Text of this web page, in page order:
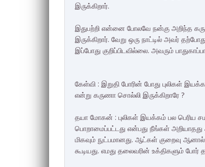
இருக்கிறார்.
இதுபற்றி என்னை போலவே நன்கு அறிந்த
இருக்கிறார். வேறு ஒரு நாட்டில் அவர்
இப்போது குறிப்பிடவில்லை. அவரும்
கேள்வி : இறுதி போரின் போது புலிகள்
என்று கருணா சொல்லி இருக்கிறாரே ?
தயா மோகன் : புலிகள் இயக்கம் பல பெரிய
பொறாமைப்பட்டது என்பது நீங்கள்
மிகவும் நுட்பமானது. ஆட்கள் குறைவு
கூடியது. எமது தலைவரின் உக்திகளும் போர்